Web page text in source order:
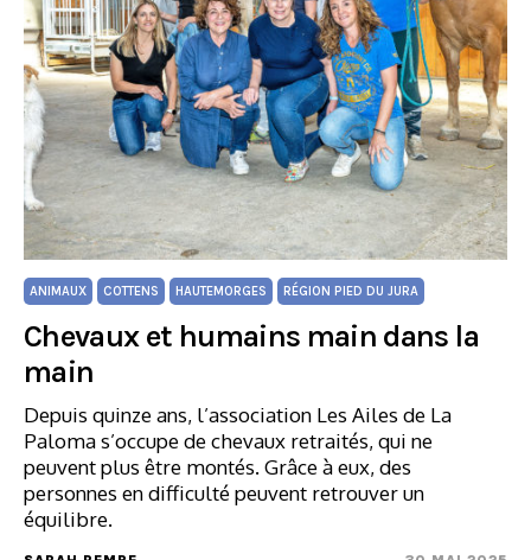
ANIMAUX COTTENS HAUTEMORGES RÉGION PIED DU JURA
Chevaux et humains main dans la
main
Depuis quinze ans, l’association Les Ailes de La
Paloma s’occupe de chevaux retraités, qui ne
peuvent plus être montés. Grâce à eux, des
personnes en difficulté peuvent retrouver un
équilibre.